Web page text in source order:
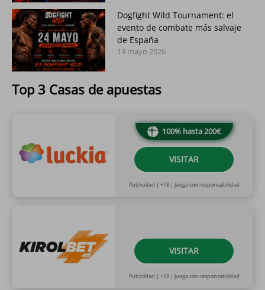
Dogfight Wild Tournament: el
evento de combate más salvaje
de España
19 mayo 2026
Top 3 Casas de apuestas
100% hasta 200€
VISITAR
Publicidad | +18 | Juega con responsabilidad
VISITAR
Publicidad | +18 | Juega con responsabilidad